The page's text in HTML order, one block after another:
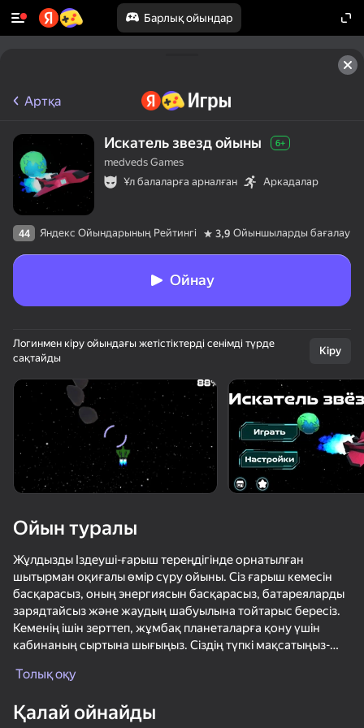
Барлық ойындар
Құрылғыны бұрыңыз
Ойын тек көлденең
бағдарда ғана істейді
Выстрел Снайпера
Артқа
Искатель звезд ойыны 6+
medveds Games
Ұл балаларға арналған
Аркадалар
44 Яндекс Ойындарының Рейтингі 3,9 Ойыншыларды бағалау
Ойнау
Логинмен кіру ойындағы жетістіктерді сенімді түрде
сақтайды
Кіру
Ойын туралы
Жұлдызды Іздеуші-ғарыш тереңдігінде орнатылған
шытырман оқиғалы өмір сүру ойыны. Сіз ғарыш кемесін
басқарасыз, оның энергиясын басқарасыз, батареяларды
зарядтайсыз және жаудың шабуылына тойтарыс бересіз.
Кеменің ішін зерттеп, жұмбақ планеталарға қону үшін
кабинаның сыртына шығыңыз. Сіздің түпкі мақсатыңыз-
Толық оқу
Қалай ойнайды